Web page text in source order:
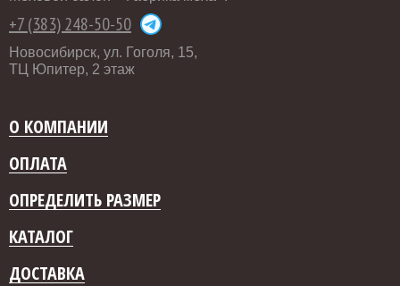
+7 (383) 248-50-50
Новосибирск, ул. Гоголя, 15,
ТЦ Юпитер, 2 этаж
О КОМПАНИИ
ОПЛАТА
ОПРЕДЕЛИТЬ РАЗМЕР
КАТАЛОГ
ДОСТАВКА